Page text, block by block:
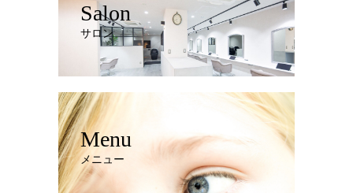
Salon
サロン
Menu
メニュー